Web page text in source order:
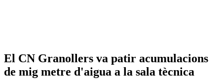
El CN Granollers va patir acumulacions
de mig metre d'aigua a la sala tècnica